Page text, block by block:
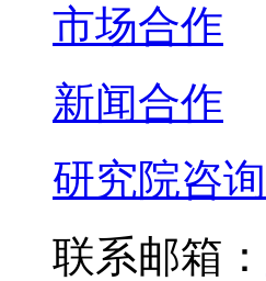
市场合作
新闻合作
研究院咨询
联系邮箱：